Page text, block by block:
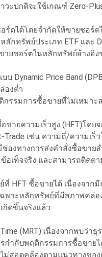
วะปกติจะใช้เกณฑ์ Zero-
ตได้โดยจำกัดให้ขายชอร์
ลักทรัพย์ประเภท ETF และ
ายชอร์ตในหลักทรัพย์อ้างอิง
บ Dynamic Price Band
องต่ำ
รรมการซื้อขายที่ไม่เหมาะ
ขายความเร็วสูง (HFT)โด
เช่น ความถี่/ความเร็
องทางการส่งคำสั่งซื้อขายส
อเท็จจริง และสามารถติดต
ที่ HFT ซื้อขายได้ เนื่องจา
พาะหลักทรัพย์ที่มีสภาพคล่อ
กิดขึ้นจริงแล้ว
Time (MRT) เนื่องจากพบว่
กำกับพฤติกรรมการซื้อขาย
ม่สอดคล้องตามแนวทางขอ